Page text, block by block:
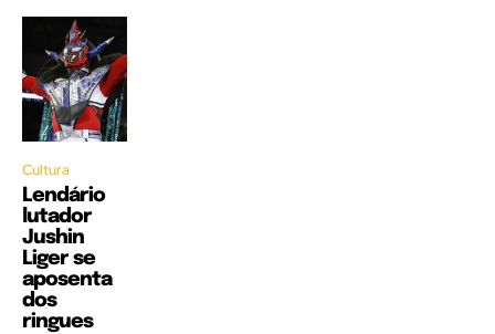
Cultura
Lendário
lutador
Jushin
Liger se
aposenta
dos
ringues